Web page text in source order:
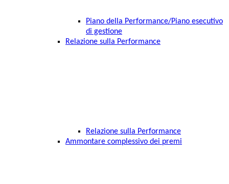
Piano della Performance/Piano esecutivo
di gestione
Relazione sulla Performance
Relazione sulla Performance
Ammontare complessivo dei premi